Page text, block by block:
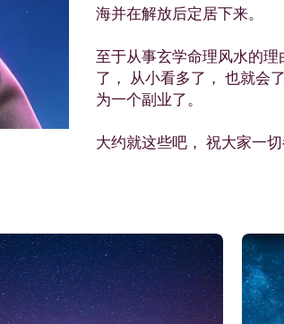
海并在解放后定居下来。
至于从事玄学命理风水的
了， 从小看多了， 也就会
为一个副业了。
大约就这些吧， 祝大家一